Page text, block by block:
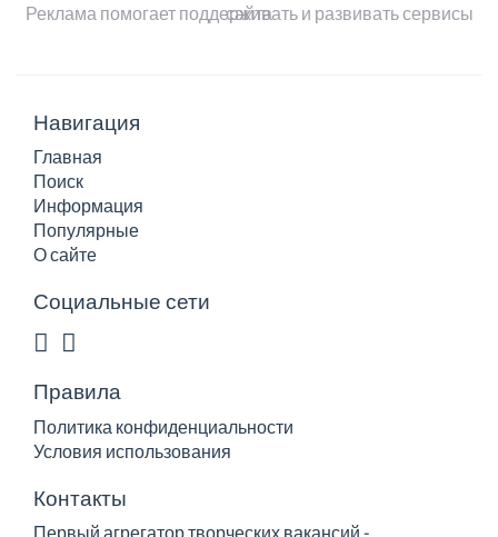
Реклама помогает поддерживать и развивать сервисы сайта
Навигация
Главная
Поиск
Информация
Популярные
О сайте
Социальные сети
Правила
Политика конфиденциальности
Условия использования
Контакты
Первый агрегатор творческих вакансий -